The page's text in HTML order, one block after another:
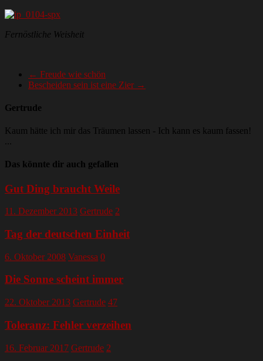
Fernöstliche Weisheit
← Freude wie schön
Bescheiden sein ist eine Zier →
Gertrude
Kaum hätte ich mir das Träumen lassen - Ich kann es kaum fassen!
Das könnte dir auch gefallen
Gut Ding braucht Weile
11. Dezember 2013 Gertrude 2
Tag der deutschen Einheit
6. Oktober 2008 Vanessa 0
Die Sonne scheint immer
22. Oktober 2013 Gertrude 47
Toleranz: Fehler verzeihen
16. Februar 2017 Gertrude 2